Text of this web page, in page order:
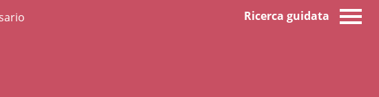
Ricerca guidata